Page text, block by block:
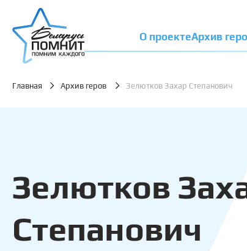
О проектеАрхив
Главная Архив геров Зелютков Захар Степанович
Зелютков
Степанович